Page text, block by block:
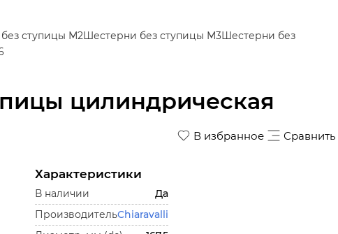
цилиндрическая
ступицы М2Шестерни без ступицы М3Шестерни без
В избранное Сравнить
Характеристики
В наличии
Да
ПроизводительChiaravalli